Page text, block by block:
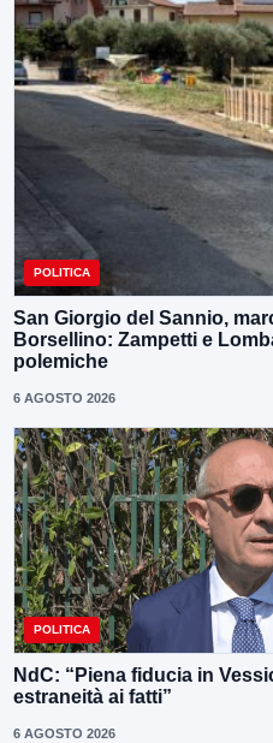
POLITICA
San Giorgio del Sannio,
Borsellino: Zampetti e
polemiche
6 AGOSTO 2026
POLITICA
NdC: “Piena fiducia in
estraneità ai fatti”
6 AGOSTO 2026